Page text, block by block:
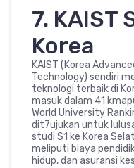
7. KAIST
Korea
KAIST (Korea
Technology) sendiri
teknologi terbaik di
masuk dalam 41
World University
dit7ujukan untuk
studi S1 ke Korea
meliputi biaya
hidup, dan asuransi